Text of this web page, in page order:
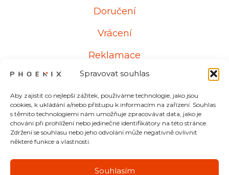
Spravovat souhlas
Aby zajistit co nejlepší zážitek, používáme technologie, jako jsou
cookies, k ukládání a/nebo přístupu k informacím na zařízení. Souhlas
s těmito technologiemi nám umožňuje zpracovávat data, jako je
chování při prohlížení nebo jedinečné identifikátory na této stránce.
Zdržení se souhlasu nebo jeho odvolání může negativně ovlivnit
některé funkce a vlastnosti.
Souhlasím
Doručení
Vrácení
Reklamace
Kontakt
Od pondělí do pátku
8:00 – 17:00
+48 607 700 537